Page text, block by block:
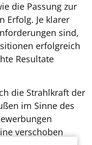
die Passung zur
Erfolg. Je klarer
sind,
erfolgreich
Resultate
die Strahlkraft der
im Sinne des
verschoben